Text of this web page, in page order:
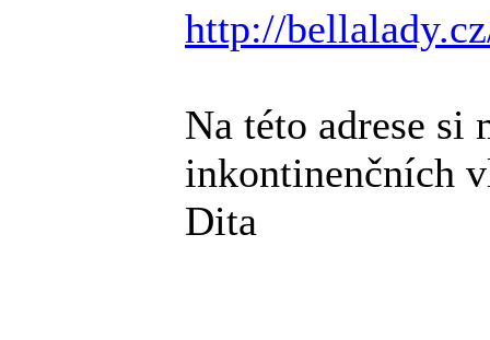
http://
Na této adrese si
inkontinenčních
Dita